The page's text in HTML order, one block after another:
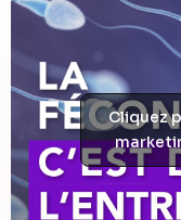
Cliquez